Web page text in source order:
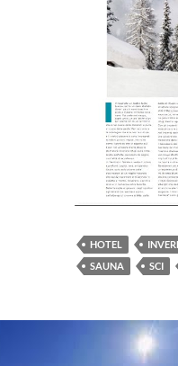
HOTEL
SAUNA
SCI